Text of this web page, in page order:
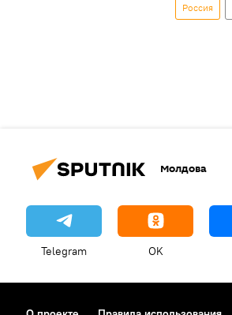
Россия
Молдова
Telegram OK